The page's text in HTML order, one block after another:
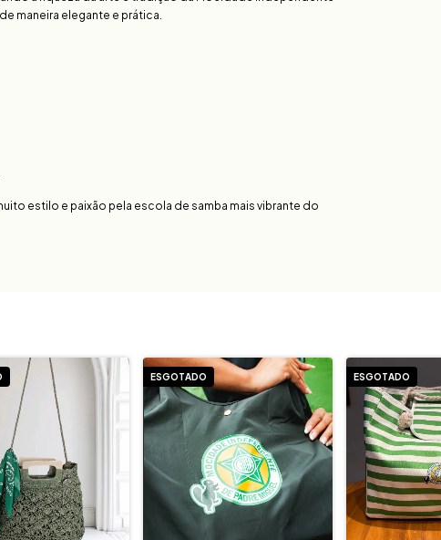
maneira elegante e prática.
estilo e paixão pela escola de samba mais vibrante do
ESGOTADO ESGOTADO